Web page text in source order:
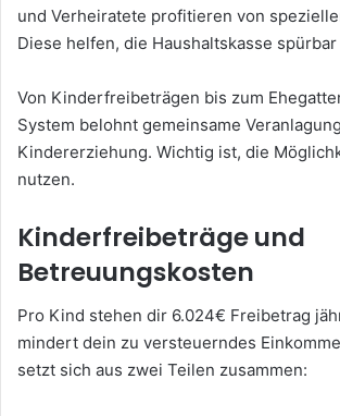
und Verheiratete profitieren von
Diese helfen, die Haushaltskasse
Von Kinderfreibeträgen bis zum
System belohnt gemeinsame
Kindererziehung. Wichtig ist, die
nutzen.
Kinderfreibeträge und
Betreuungskosten
Pro Kind stehen dir 6.024€ Freibetrag
mindert dein zu versteuerndes
setzt sich aus zwei Teilen zusammen: